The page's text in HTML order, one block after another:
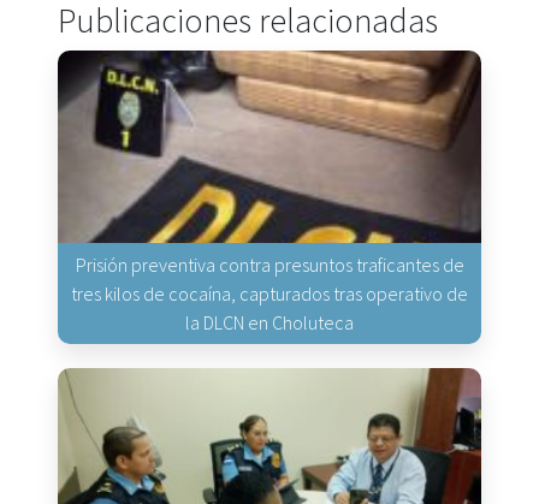
Publicaciones relacionadas
Prisión preventiva contra presuntos traficantes de
tres kilos de cocaína, capturados tras operativo de
la DLCN en Choluteca